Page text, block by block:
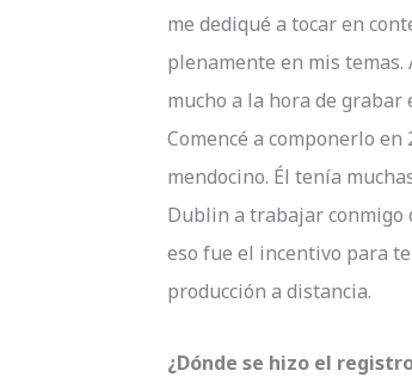
me dediqué a tocar en
plenamente en mis
mucho a la hora de
Comencé a componerlo
mendocino. Él tenía
Dublin a trabajar conmigo
eso fue el incentivo para
producción a distancia.
¿Dónde se hizo el